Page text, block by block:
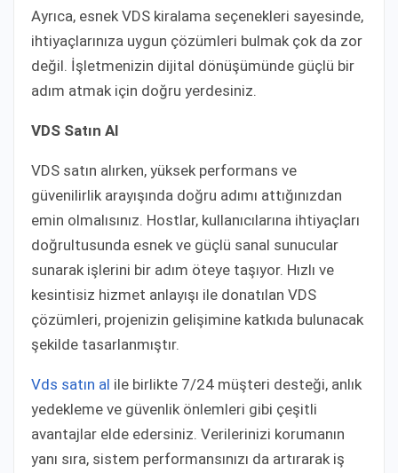
Ayrıca, esnek VDS kiralama seçenekleri sayesinde,
ihtiyaçlarınıza uygun çözümleri bulmak çok da zor
değil. İşletmenizin dijital dönüşümünde güçlü bir
adım atmak için doğru yerdesiniz.
VDS Satın Al
VDS satın alırken, yüksek performans ve
güvenilirlik arayışında doğru adımı attığınızdan
emin olmalısınız. Hostlar, kullanıcılarına ihtiyaçları
doğrultusunda esnek ve güçlü sanal sunucular
sunarak işlerini bir adım öteye taşıyor. Hızlı ve
kesintisiz hizmet anlayışı ile donatılan VDS
çözümleri, projenizin gelişimine katkıda bulunacak
şekilde tasarlanmıştır.
Vds satın al ile birlikte 7/24 müşteri desteği, anlık
yedekleme ve güvenlik önlemleri gibi çeşitli
avantajlar elde edersiniz. Verilerinizi korumanın
yanı sıra, sistem performansınızı da artırarak iş